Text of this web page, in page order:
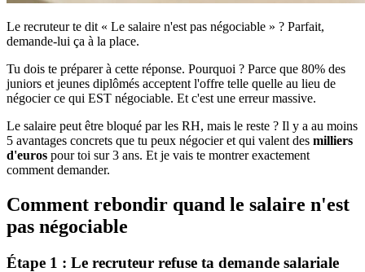
Le recruteur te dit « Le salaire n'est pas négociable » ? Parfait,
demande-lui ça à la place.
Tu dois te préparer à cette réponse. Pourquoi ? Parce que 80% des
juniors et jeunes diplômés acceptent l'offre telle quelle au lieu de
négocier ce qui EST négociable. Et c'est une erreur massive.
Le salaire peut être bloqué par les RH, mais le reste ? Il y a au moins
5 avantages concrets que tu peux négocier et qui valent des milliers
d'euros pour toi sur 3 ans. Et je vais te montrer exactement
comment demander.
Comment rebondir quand le salaire n'est
pas négociable
Étape 1 : Le recruteur refuse ta demande salariale